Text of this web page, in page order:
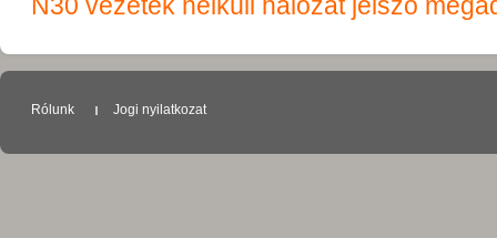
N30 vezeték nélküli hálózat jelszó
Rólunk Jogi nyilatkozat